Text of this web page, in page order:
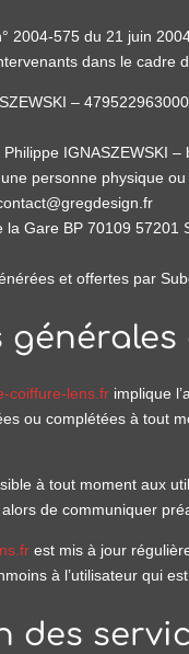
2004-575 du 21 juin
dans le cadre
–
Philippe IGNASZEWSKI
personne physique
Gare BP 70109 57201
et offertes par
coiffure-lens.fr implique
ou complétées à tout
à tout moment aux
de communiquer
est mis à jour
à l’utilisateur qui
des